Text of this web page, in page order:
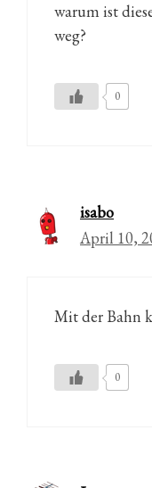
warum ist
weg?
0
isabo
April 10,
Mit der Bahn
0